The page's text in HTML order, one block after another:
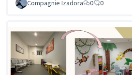
Compagnie Izadora
0 0